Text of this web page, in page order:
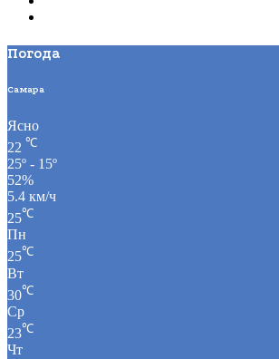
Погода
Самара
Ясно
22 ℃
25º - 15º
52%
5.4 км/ч
25℃
Пн
25℃
Вт
30℃
Ср
23℃
Чт